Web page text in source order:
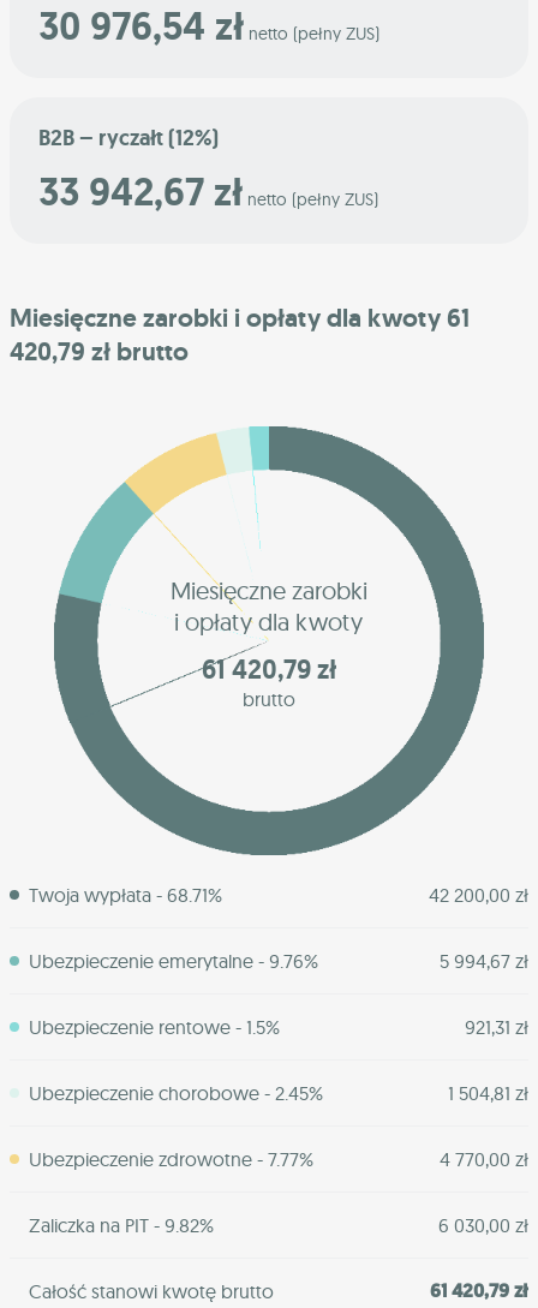
30 976,54 zł netto (pełny ZUS)
B2B – ryczałt (12%)
33 942,67 zł netto (pełny ZUS)
Miesięczne zarobki i opłaty dla kwoty 61
420,79 zł brutto
Miesięczne zarobki
i opłaty dla kwoty
61 420,79 zł
brutto
Twoja wypłata - 68.71% 42 200,00 zł
Ubezpieczenie emerytalne - 9.76% 5 994,67 zł
Ubezpieczenie rentowe - 1.5% 921,31 zł
Ubezpieczenie chorobowe - 2.45% 1 504,81 zł
Ubezpieczenie zdrowotne - 7.77% 4 770,00 zł
Zaliczka na PIT - 9.82% 6 030,00 zł
Całość stanowi kwotę brutto 61 420,79 zł